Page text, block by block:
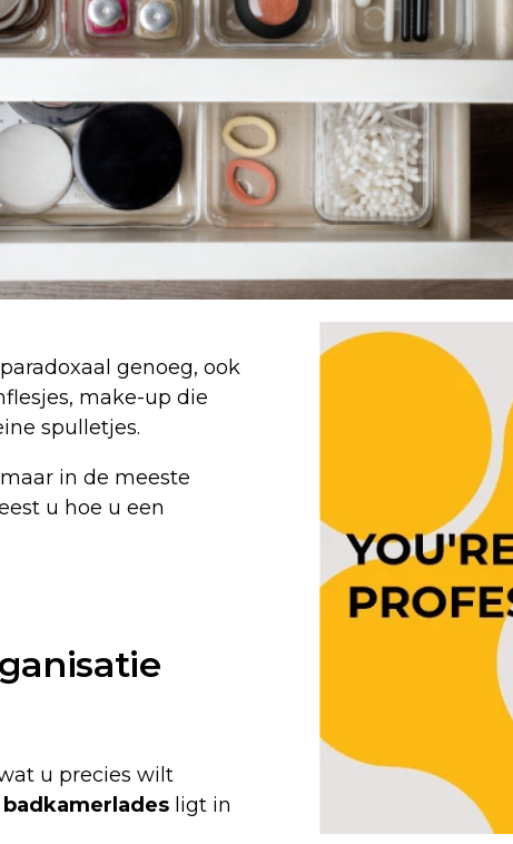
genoeg, ook
make-up die
spulletjes.
in de meeste
u hoe u een
u precies wilt
ligt in